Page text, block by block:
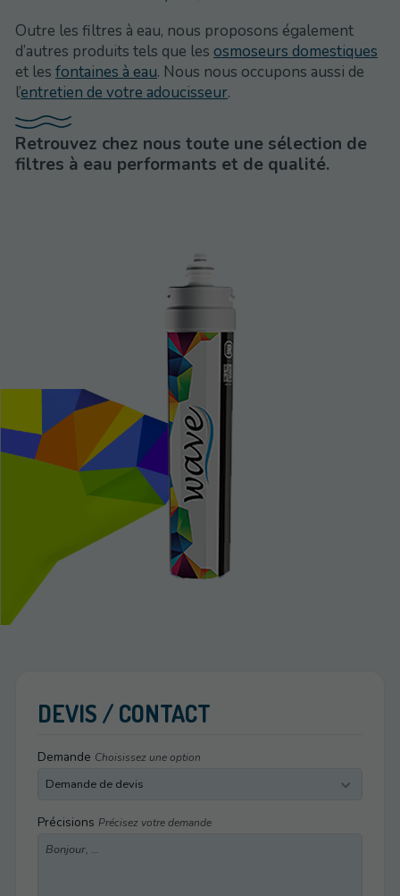
Outre les filtres à eau, nous proposons également
d’autres produits tels que lesosmoseurs domestiques
et lesfontaines à eau. Nous nous occupons aussi de
l’entretien de votre adoucisseur.
Retrouvez chez nous toute une sélection de
filtres à eau performants et de qualité.
DEVIS / CONTACT
Demande Choisissez une option
Précisions Précisez votre demande